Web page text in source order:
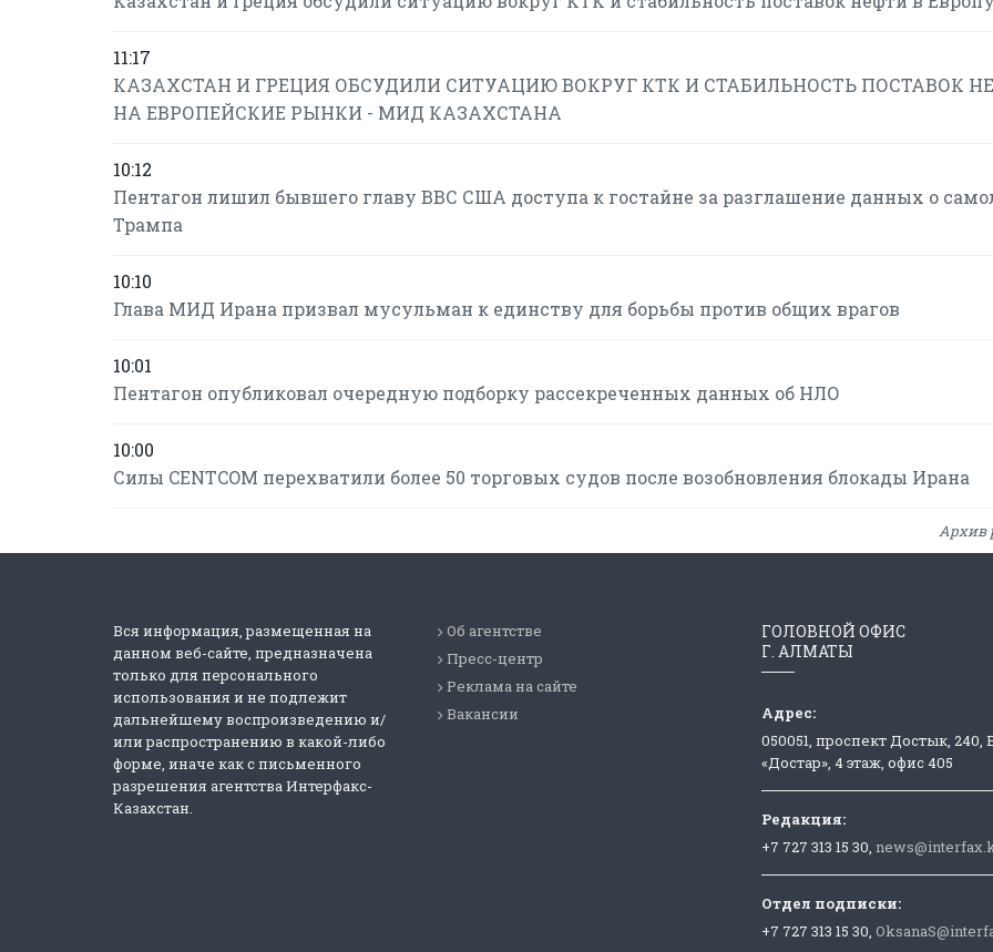
11:17
КАЗАХСТАН И ГРЕЦИЯ ОБСУДИЛИ СИТУАЦИЮ ВОКРУГ КТК И СТАБИЛЬНОСТЬ ПОСТАВОК
НА ЕВРОПЕЙСКИЕ РЫНКИ - МИД КАЗАХСТАНА
10:12
Пентагон лишил бывшего главу ВВС США доступа к гостайне за разглашение данных о
Трампа
10:10
Глава МИД Ирана призвал мусульман к единству для борьбы против общих врагов
10:01
Пентагон опубликовал очередную подборку рассекреченных данных об НЛО
10:00
Силы CENTCOM перехватили более 50 торговых судов после возобновления блокады Ирана
Архив
Вся информация, размещенная на
данном веб-сайте, предназначена
только для персонального
использования и не подлежит
дальнейшему воспроизведению и/
или распространению в какой-либо
форме, иначе как с письменного
разрешения агентства Интерфакс-
Казахстан.
Об агентстве
Пресс-центр
Реклама на сайте
Вакансии
ГОЛОВНОЙ ОФИС
Г. АЛМАТЫ
Адрес:
050051, проспект Достык, 240,
«Достар», 4 этаж, офис 405
Редакция:
+7 727 313 15 30,
Отдел подписки:
+7 727 313 15 30,